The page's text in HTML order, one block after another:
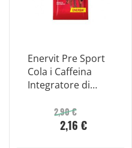
Enervit Pre Sport
Cola i Caffeina
Integratore di
2,90 €
2,16 €